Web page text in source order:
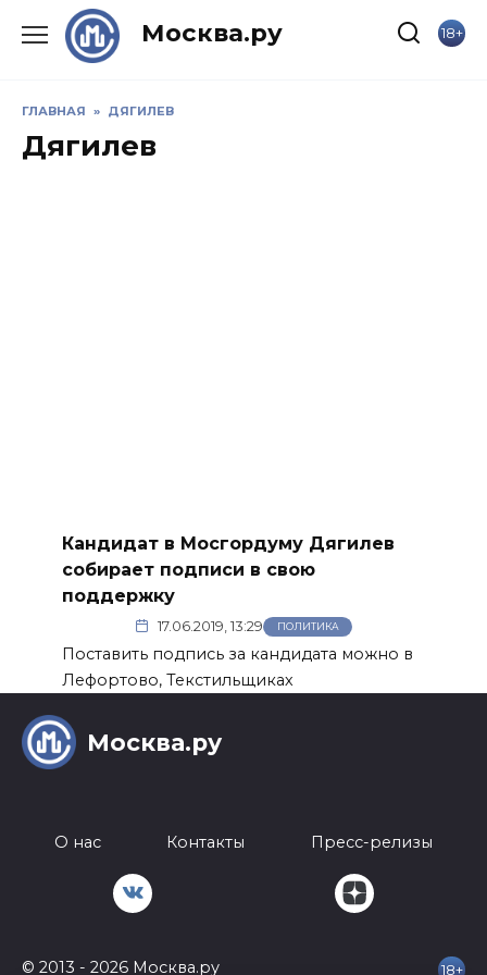
Москва.ру 18+
ГЛАВНАЯ » ДЯГИЛЕВ
Дягилев
Кандидат в Мосгордуму Дягилев
собирает подписи в свою
поддержку
17.06.2019, 13:29 ПОЛИТИКА
Поставить подпись за кандидата можно в
Лефортово, Текстильщиках
Москва.ру
О нас Контакты Пресс-релизы
© 2013 - 2026 Москва.ру 18+